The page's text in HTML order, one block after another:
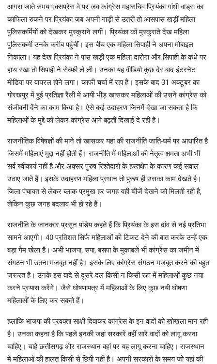
आगरा जाते समय एक्सप्रेस-वे पर जब कांग्रेस महासचिव प्रियंका गांधी वाड्रा का
काफिला रुकने पर प्रियंका जब अपनी गाड़ी से उतरीं तो आसपास खड़ीं महिला
पुलिसकर्मियों को देखकर मुस्कुराने लगीं। प्रियंका को मुस्कुराते देख महिला
पुलिसकर्मी उनके करीब पहुंचीं। इस बीच एक महिला सिपाही ने अपना मोबाइल
निकाला। यह देख प्रियंका ने पास खड़ी एक महिला दारोगा और सिपाही के कंधे पर
हाथ रखा तो सिपाही ने सेल्फी ले ली। उनका यह वीडियो कुछ देर बाद इंटरनेट
मीडिया पर वायरल होने लगा। काफी चर्चा में रहा है। इसके बाद 31 अक्टूबर का
गोरखपुर में हुई प्रतिज्ञा रैली में आयी भीड़ खासकर महिलाओं की उसने कांग्रेस को
संजीवनी देंने का काम किया है। ऐसे कई उदाहरण जिनमें देखा जा सकता है कि
महिलाओं के मुद्दे को लेकर कांग्रेस आगे बढ़ती दिखाई दे रही है।
राजनीतिक विषेषज्ञों की मानें तो खासकर यहां की राजनीति जाति-धर्म पर आधारित है
जिसमें महिलाएं मुद्दा नहीं होती हैं। राजनीति में महिलाओं की नेतृत्व क्षमता अभी भी
सर्व स्वीकार्य नहीं है और अक्सर पुरुष रिश्तेदारों के हस्तक्षेप के कारण कई सवाल
उठाए जाते हैं। इसके उदाहरण महिला प्रधान तो पुरूष ही उसका काम देखते है।
जिला पंचायत से लेकर ब्लाक प्रमुख हर जगह यही चीजें देखने को मिलती रही है,
लेकिन कुछ जगह बदलाव भी हो रहे हैं।
राजनीति के जानकार प्रसून पांडेय कहते हैं कि प्रियंका के इस दांव से नई प्रतिभा
सामने आएगी। 40 प्रतिशत सिर्फ महिलाओं को टिकट देने की बात करके उन्हें एक
बड़ा गेम खेला है। अभी भाजपा, सपा, बसपा के मुकाबले भी कांग्रेस का जमीन में
संगठन भी उतना मजबूत नहीं है। इसके लिए कांग्रेस संगठन मजबूत करने की बहुत
जरूरत है। उनके इस वादे से दूसरे दल किसी न किसी रूप में महिलाओं कुछ नया
करने प्रयास करेंगे। जैसे घोषणापत्र में महिलाओं के लिए कुछ नयी घोषणा
महिलाओं के लिए कर सकते हैं।
हलांकि भाजपा की प्रवक्ता साक्षी दिवाकर कांग्रेस के इन वादों को खोखला मान रही
है। उनका कहना है कि पहले इनकी जहां सरकारें वहीं सारे वादों को लागू करना
चाहिए। चाहे छत्तीसगढ़ और राजस्थान वहां पर यह लागू करना चाहिए। राजस्थान
में महिलाओं की हालत किसी से छिपी नहीं है। अपनी सरकारों के समय जो यहां की